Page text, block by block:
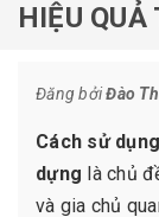
HIỆU QUẢ
Đăng bởiĐào
Cách sử
dựng là chủ
và gia chủ